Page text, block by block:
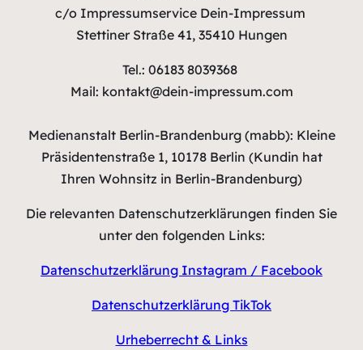
c/o Impressumservice Dein-Impressum
Stettiner Straße 41, 35410 Hungen
Tel.: 06183 8039368
Mail: kontakt@dein-impressum.com
Medienanstalt Berlin-Brandenburg (mabb): Kleine
Präsidentenstraße 1, 10178 Berlin (Kundin hat
Ihren Wohnsitz in Berlin-Brandenburg)
Die relevanten Datenschutzerklärungen finden Sie
unter den folgenden Links:
Datenschutzerklärung Instagram / Facebook
Datenschutzerklärung TikTok
Urheberrecht & Links